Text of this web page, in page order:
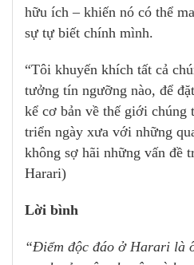
hữu ích – khiến nó có thể
sự tự biết chính mình.
“Tôi khuyến khích tất cả
tưởng tín ngưỡng nào, để
kể cơ bản về thế giới chúng
triển ngày xưa với những
không sợ hãi những vấn đề
Harari)
Lời bình
“Điểm độc đáo ở Harari là